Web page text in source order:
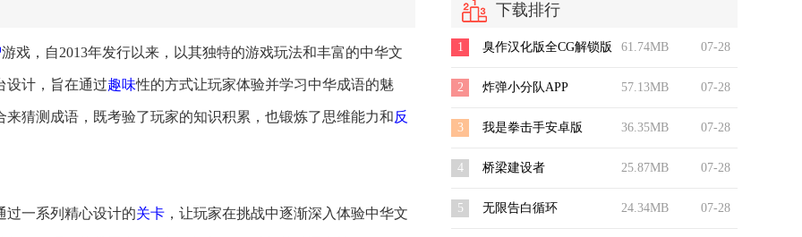
游戏，自2013年发行以来，以其独特的游戏玩法和丰富的中华文
设计，旨在通过趣味性的方式让玩家体验并学习中华成语的魅
来猜测成语，既考验了玩家的知识积累，也锻炼了思维能力和反
过一系列精心设计的关卡 ，让玩家在挑战中逐渐深入体验中华文
下载排行
07-28
61.74MB
1 臭作汉化版全CG解锁版
07-28
57.13MB
2 炸弹小分队APP
07-28
36.35MB
3 我是拳击手安卓版
07-28
25.87MB
4 桥梁建设者
07-28
24.34MB
5 无限告白循环